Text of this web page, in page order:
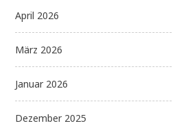
April 2026
März 2026
Januar 2026
Dezember 2025